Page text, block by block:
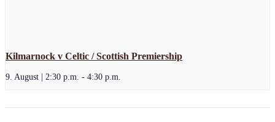
Kilmarnock v Celtic / Scottish Premiership
9. August | 2:30 p.m. - 4:30 p.m.